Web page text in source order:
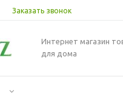
Заказать звонок
Интернет магазин
для дома